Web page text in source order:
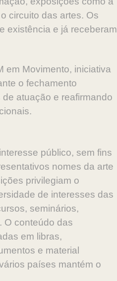
circuito das artes. Os
existência e já receberam
em Movimento, iniciativa
o fechamento
atuação e reafirmando
público, sem fins
nomes da arte
privilegiam o
de interesses das
seminários,
O conteúdo das
em libras,
e material
países mantém o